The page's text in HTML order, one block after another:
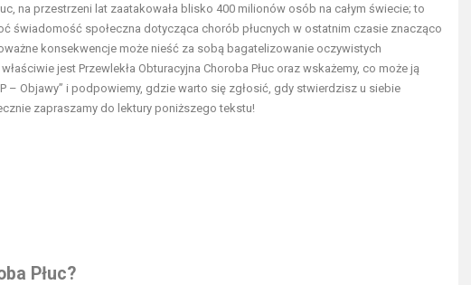
na przestrzeni lat zaatakowała blisko 400 milionów osób na całym świecie; to
świadomość społeczna dotycząca chorób płucnych w ostatnim czasie znacząco
konsekwencje może nieść za sobą bagatelizowanie oczywistych
jest Przewlekła Obturacyjna Choroba Płuc oraz wskażemy, co może ją
– Objawy” i podpowiemy, gdzie warto się zgłosić, gdy stwierdzisz u siebie
zapraszamy do lektury poniższego tekstu!
Płuc?